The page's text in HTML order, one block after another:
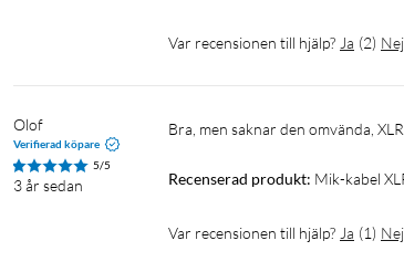
Var recensionen till hjälp? Ja (2) Nej
Olof
Verifierad köpare
5/5
3 år sedan
Bra, men saknar den omvända,
Recenserad produkt: Mik-kabel
Var recensionen till hjälp? Ja (1) Nej